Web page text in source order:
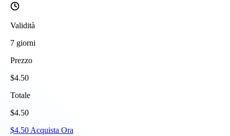
Validità
7 giorni
Prezzo
$4.50
Totale
$4.50
$4.50 Acquista Ora